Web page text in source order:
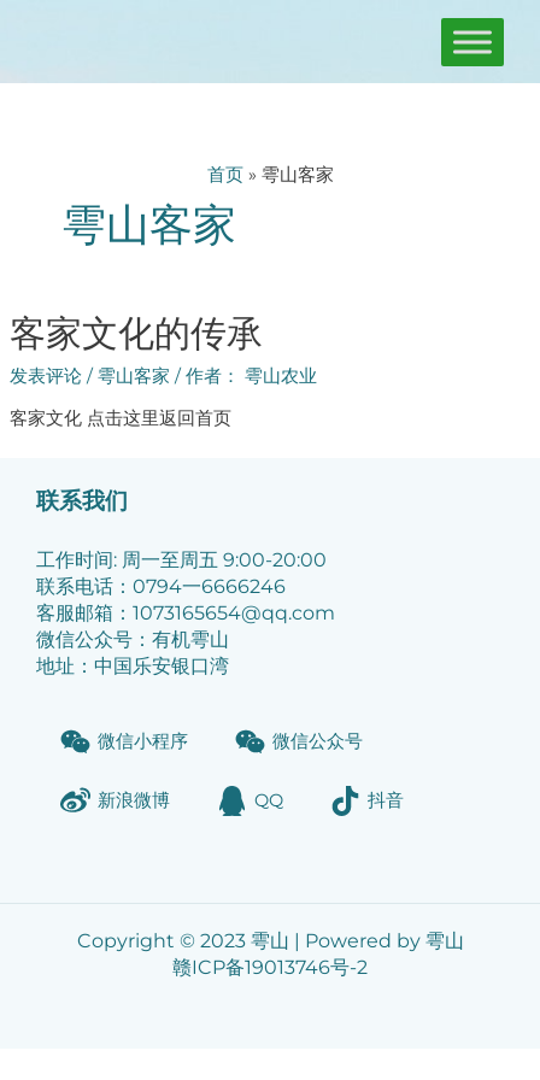
容
首页» 雩山客家
雩山客家
客家文化的传承
发表评论 /雩山客家 / 作者： 雩山农业
客家文化 点击这里返回首页
联系我们
工作时间: 周一至周五 9:00-20:00
联系电话：0794一6666246
客服邮箱：1073165654@qq.com
微信公众号：有机雩山
地址：中国乐安银口湾
微信小程序 微信公众号
新浪微博 QQ 抖音
Copyright © 2023 雩山 | Powered by 雩山
赣ICP备19013746号-2